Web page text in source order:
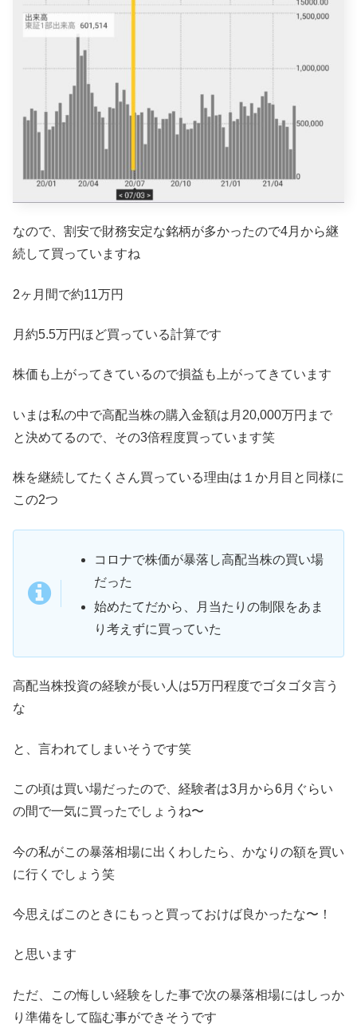
なので、割安で財務安定な銘柄が多かったので4月から継
続して買っていますね
2ヶ月間で約11万円
月約5.5万円ほど買っている計算です
株価も上がってきているので損益も上がってきています
いまは私の中で高配当株の購入金額は月20,000万円まで
と決めてるので、その3倍程度買っています笑
株を継続してたくさん買っている理由は１か月目と同様に
この2つ
コロナで株価が暴落し高配当株の買い場
だった
始めたてだから、月当たりの制限をあま
り考えずに買っていた
高配当株投資の経験が長い人は5万円程度でゴタゴタ言う
な
と、言われてしまいそうです笑
この頃は買い場だったので、経験者は3月から6月ぐらい
の間で一気に買ったでしょうね〜
今の私がこの暴落相場に出くわしたら、かなりの額を買い
に行くでしょう笑
今思えばこのときにもっと買っておけば良かったな〜！
と思います
ただ、この悔しい経験をした事で次の暴落相場にはしっか
り準備をして臨む事ができそうです